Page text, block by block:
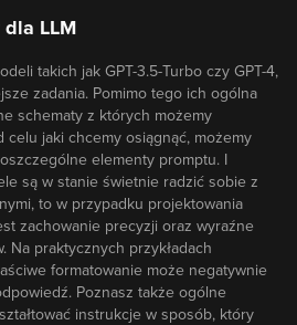
LLM
takich jak GPT-3.5-Turbo czy GPT-4,
zadania. Pomimo tego ich ogólna
schematy z których możemy
celu jaki chcemy osiągnąć, możemy
elementy promptu. I
są w stanie świetnie radzić sobie z
to w przypadku projektowania
zachowanie precyzji oraz wyraźne
Na praktycznych przykładach
formatowanie może negatywnie
Poznasz także ogólne
instrukcje w sposób, który